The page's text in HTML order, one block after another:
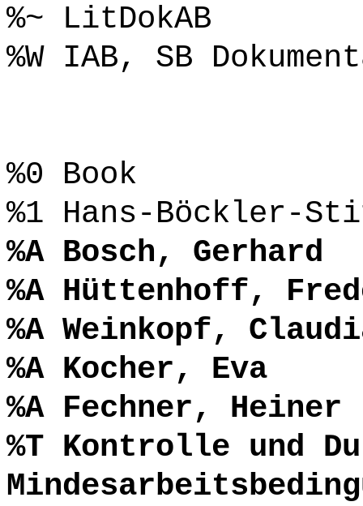
%~ LitDokAB
%W IAB, SB
%0 Book
%1 Hans-Böckler-
%A Bosch, Gerhard
%A Hüttenhoff,
%A Weinkopf,
%A Kocher, Eva
%A Fechner, Heiner
%T Kontrolle und